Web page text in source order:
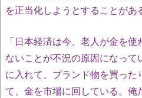
を正当化しようとすることがあ
「日本経済は今、老人が金を
ないことが不況の原因になっ
に入れて、ブランド物を買った
て、金を市場に回している。俺